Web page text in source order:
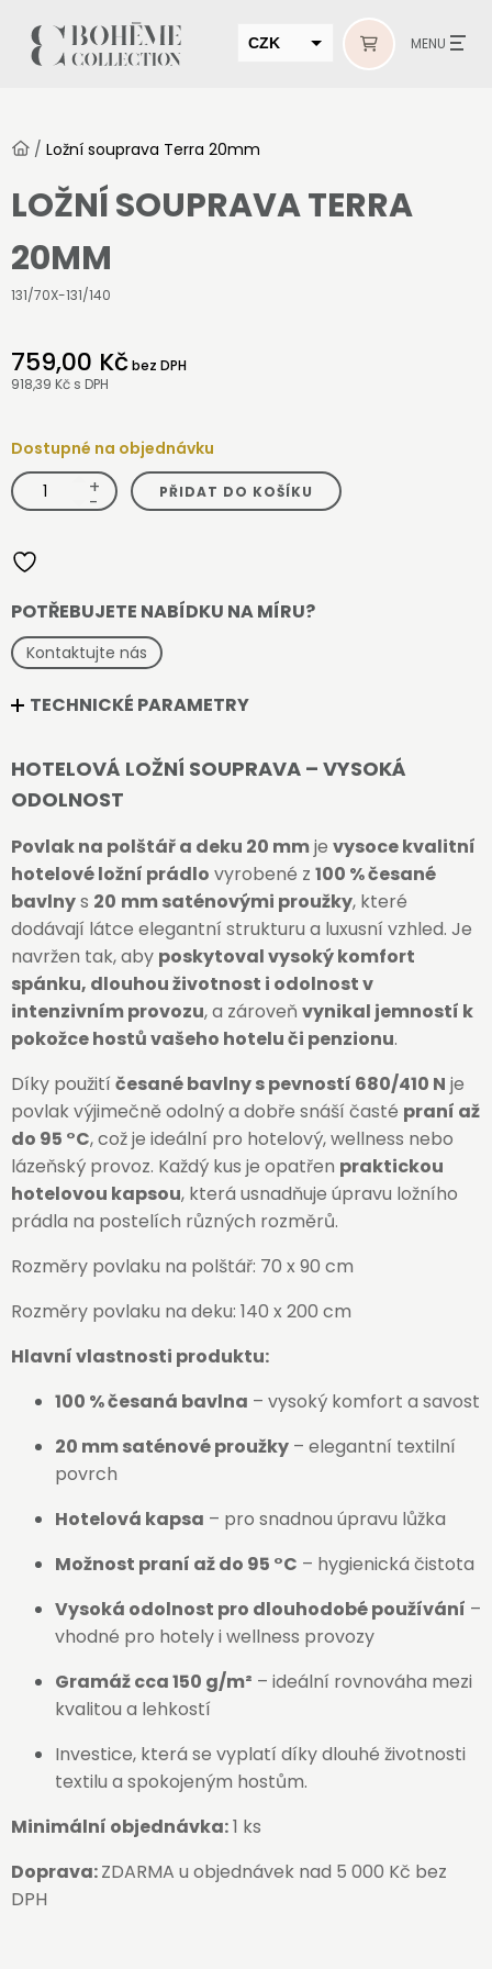
CZK MENU
/ Ložní souprava Terra 20mm
LOŽNÍ SOUPRAVA TERRA
20MM
131/70X-131/140
759,00 Kčbez DPH
918,39 Kč s DPH
Dostupné na objednávku
Ložní
souprava
Terra
+
- PŘIDAT DO KOŠÍKU
POTŘEBUJETE NABÍDKU NA MÍRU?
Kontaktujte nás
TECHNICKÉ PARAMETRY
HOTELOVÁ LOŽNÍ SOUPRAVA – VYSOKÁ
ODOLNOST
Povlak na polštář a deku 20 mmje vysoce kvalitní
hotelové ložní prádlo vyrobené z 100 % česané
bavlnys 20 mm saténovými proužky, které
dodávají látce elegantní strukturu a luxusní vzhled. Je
navržen tak, aby poskytoval vysoký komfort
spánku, dlouhou životnost i odolnost v
intenzivním provozu, a zároveň vynikal jemností k
pokožce hostů vašeho hotelu či penzionu.
Díky použití česané bavlny s pevností 680/410 N je
povlak výjimečně odolný a dobře snáší časté praní až
do 95 °C, což je ideální pro hotelový, wellness nebo
lázeňský provoz. Každý kus je opatřen praktickou
hotelovou kapsou, která usnadňuje úpravu ložního
prádla na postelích různých rozměrů.
Rozměry povlaku na polštář: 70 x 90 cm
Rozměry povlaku na deku: 140 x 200 cm
Hlavní vlastnosti produktu:
100 % česaná bavlna – vysoký komfort a savost
20 mm saténové proužky – elegantní textilní
povrch
Hotelová kapsa – pro snadnou úpravu lůžka
Možnost praní až do 95 °C – hygienická čistota
Vysoká odolnost pro dlouhodobé používání –
vhodné pro hotely i wellness provozy
Gramáž cca 150 g/m² – ideální rovnováha mezi
kvalitou a lehkostí
Investice, která se vyplatí díky dlouhé životnosti
textilu a spokojeným hostům.
Minimální objednávka:1 ks
Doprava:ZDARMA u objednávek nad 5 000 Kč bez
DPH